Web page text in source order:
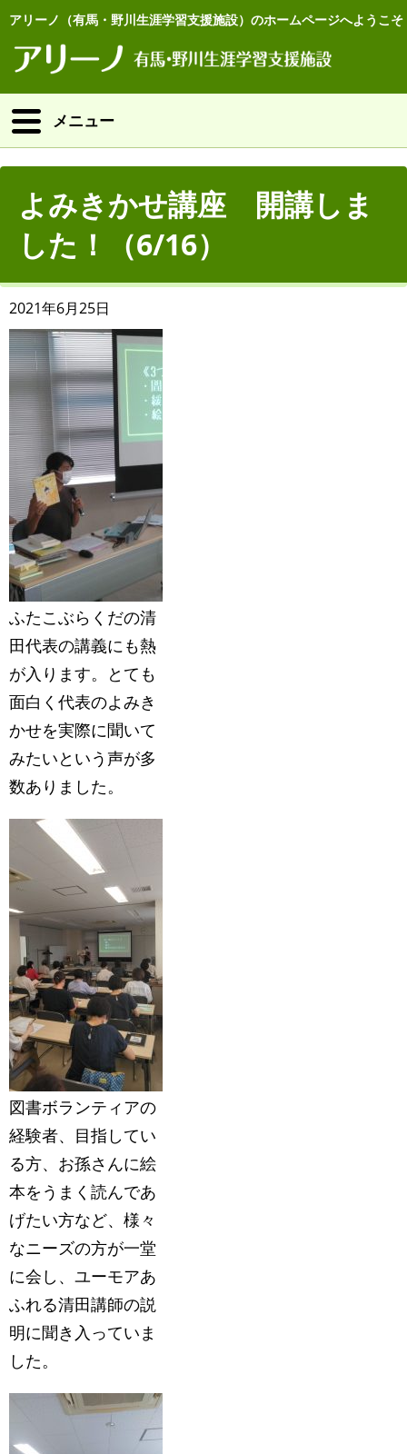
アリーノ（有馬・野川生涯学習支援施設）のホームページへようこそ
メニュー
よみきかせ講座 開講しま
した！（6/16）
2021年6月25日
ふたこぶらくだの清
田代表の講義にも熱
が入ります。とても
面白く代表のよみき
かせを実際に聞いて
みたいという声が多
数ありました。
図書ボランティアの
経験者、目指してい
る方、お孫さんに絵
本をうまく読んであ
げたい方など、様々
なニーズの方が一堂
に会し、ユーモアあ
ふれる清田講師の説
明に聞き入っていま
した。